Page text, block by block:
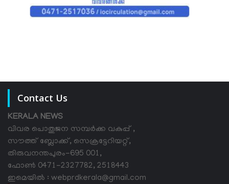
Contact Us
KERALA NEWS
വിവര പൊതുജന സമ്പര്‍ക്ക വകുപ്പ് ,
സൗത്ത് ബ്ലോക്ക്, സെക്രട്ടേറിയറ്റ്,
തിരുവനന്തപുരം-695 001,
ഫോൺ 0471-2327782, 2518443
ഇമെയിൽ : webprdkerala@gmail.com